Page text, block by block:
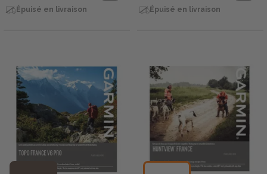
Épuisé en livraison Épuisé en livraison